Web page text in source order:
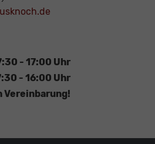
- 17:00 Uhr
- 16:00 Uhr
Vereinbarung!